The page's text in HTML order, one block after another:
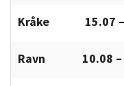
Kråke 15.07
Ravn 10.08